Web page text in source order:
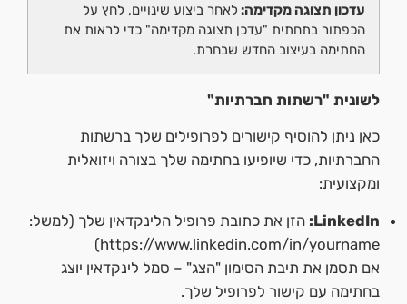
עדכון תצוגה מקדימה: לאחר ביצוע שינויים, לחץ על
הכפתור בתחתית "עדכן תצוגה מקדימה" כדי לראות את
החתימה בעיצוב החדש שבחרת.
לשונית "רשתות חברתיות"
כאן ניתן להוסיף קישורים לפרופילים שלך ברשתות
החברתיות, כדי שיופיעו בחתימה שלך בצורה ויזואלית
ומקצועית:
LinkedIn: הזן את כתובת פרופיל הלינקדאין שלך (למשל:
https://www.linkedin.com/in/yourname)
אם תסמן את תיבת הסימון "הצג" – סמל לינקדאין יוצג
בחתימה עם קישור לפרופיל שלך.